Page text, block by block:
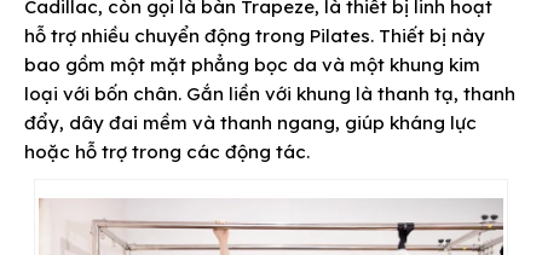
Cadillac, còn gọi là bàn Trapeze, là thiết bị linh hoạt
hỗ trợ nhiều chuyển động trong Pilates. Thiết bị này
bao gồm một mặt phẳng bọc da và một khung kim
loại với bốn chân. Gắn liền với khung là thanh tạ, thanh
đẩy, dây đai mềm và thanh ngang, giúp kháng lực
hoặc hỗ trợ trong các động tác.